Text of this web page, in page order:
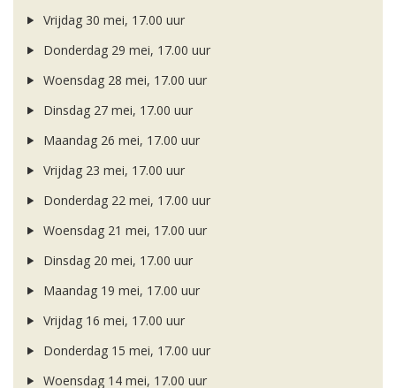
Vrijdag 30 mei, 17.00 uur
Donderdag 29 mei, 17.00 uur
Woensdag 28 mei, 17.00 uur
Dinsdag 27 mei, 17.00 uur
Maandag 26 mei, 17.00 uur
Vrijdag 23 mei, 17.00 uur
Donderdag 22 mei, 17.00 uur
Woensdag 21 mei, 17.00 uur
Dinsdag 20 mei, 17.00 uur
Maandag 19 mei, 17.00 uur
Vrijdag 16 mei, 17.00 uur
Donderdag 15 mei, 17.00 uur
Woensdag 14 mei, 17.00 uur